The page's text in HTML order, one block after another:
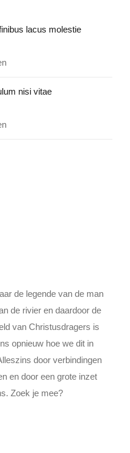
lacus molestie
nisi vitae
de legende van de man
de rivier en daardoor de
van Christusdragers is
opnieuw hoe we dit in
door verbindingen
en door een grote inzet
Zoek je mee?